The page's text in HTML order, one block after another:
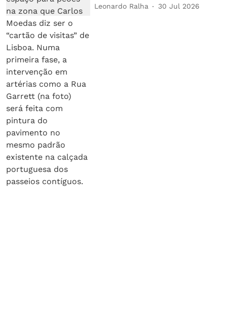
Leonardo Ralha 30 Jul 2026